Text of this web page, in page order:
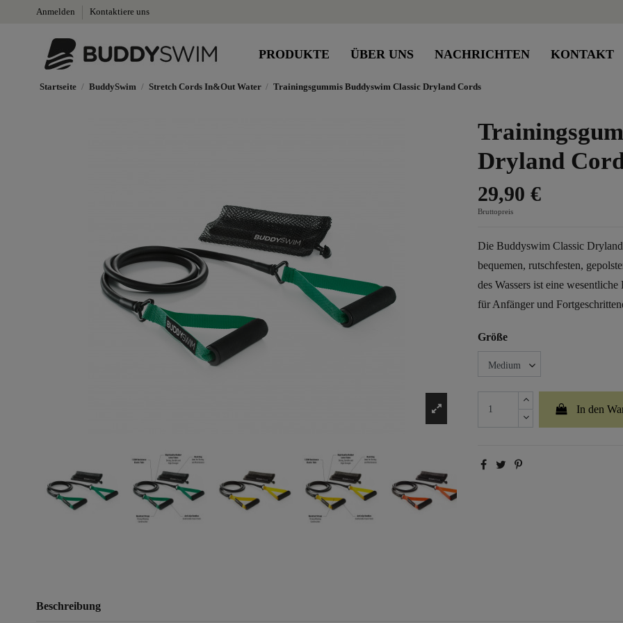
Anmelden Kontaktiere uns
PRODUKTE ÜBER UNS NACHRICHTEN KONTAKT
Startseite BuddySwim Stretch Cords In&Out Water Trainingsgummis Buddyswim Classic Dryland Cords
Dryland
29,90 €
Bruttopreis
Die Buddyswim Classic
bequemen, rutschfesten,
des Wassers ist eine
für Anfänger und
Größe
In den
Beschreibung